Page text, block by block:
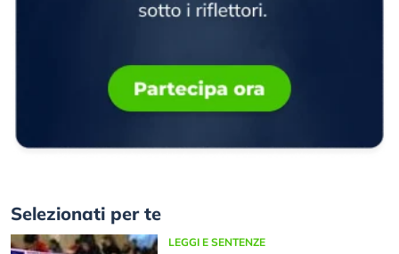
Selezionati per te
LEGGI E SENTENZE